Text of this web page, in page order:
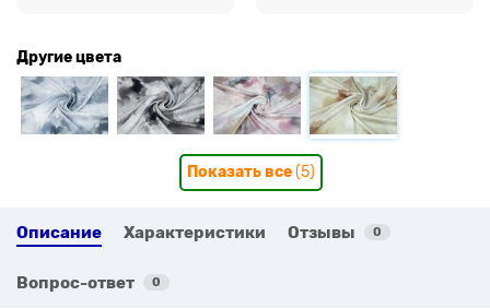
Другие цвета
Показать все(5)
Описание Характеристики Отзывы 0
Вопрос-ответ 0